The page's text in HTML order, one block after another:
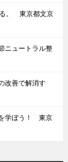
る。 東京都文京
ニュートラル整
改善で解消す
学ぼう！ 東京